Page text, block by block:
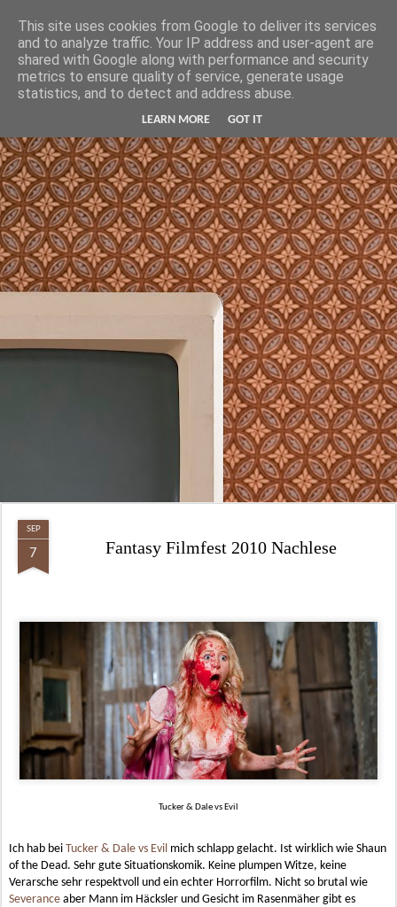
This site uses cookies from Google to deliver its services
and to analyze traffic. Your IP address and user-agent are
shared with Google along with performance and security
metrics to ensure quality of service, generate usage
statistics, and to detect and address abuse.
LEARN MORE GOT IT
Hunter Jerusalem Journal
SEP
7 Fantasy Filmfest 2010 Nachlese
Tucker & Dale vs Evil
Ich hab bei Tucker & Dale vs Evil mich schlapp gelacht. Ist wirklich wie Shaun
of the Dead. Sehr gute Situationskomik. Keine plumpen Witze, keine
Verarsche sehr respektvoll und ein echter Horrorfilm. Nicht so brutal wie
Severance aber Mann im Häcksler und Gesicht im Rasenmäher gibt es